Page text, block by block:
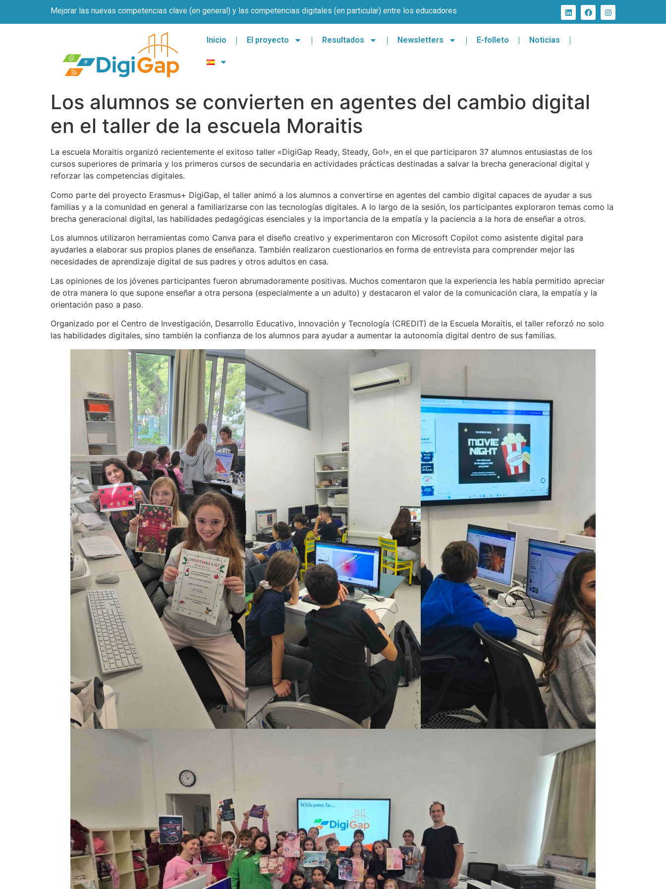
Mejorar las nuevas competencias clave (en general) y las competencias digitales (en particular) entre los educadores
Inicio El proyecto Resultados Newsletters E-folleto Noticias
Los alumnos se convierten en agentes del cambio digital
en el taller de la escuela Moraitis
La escuela Moraitis organizó recientemente el exitoso taller «DigiGap Ready, Steady, Go!», en el que participaron 37 alumnos entusiastas de los
cursos superiores de primaria y los primeros cursos de secundaria en actividades prácticas destinadas a salvar la brecha generacional digital y
reforzar las competencias digitales.
Como parte del proyecto Erasmus+ DigiGap, el taller animó a los alumnos a convertirse en agentes del cambio digital capaces de ayudar a sus
familias y a la comunidad en general a familiarizarse con las tecnologías digitales. A lo largo de la sesión, los participantes exploraron temas como la
brecha generacional digital, las habilidades pedagógicas esenciales y la importancia de la empatía y la paciencia a la hora de enseñar a otros.
Los alumnos utilizaron herramientas como Canva para el diseño creativo y experimentaron con Microsoft Copilot como asistente digital para
ayudarles a elaborar sus propios planes de enseñanza. También realizaron cuestionarios en forma de entrevista para comprender mejor las
necesidades de aprendizaje digital de sus padres y otros adultos en casa.
Las opiniones de los jóvenes participantes fueron abrumadoramente positivas. Muchos comentaron que la experiencia les había permitido apreciar
de otra manera lo que supone enseñar a otra persona (especialmente a un adulto) y destacaron el valor de la comunicación clara, la empatía y la
orientación paso a paso.
Organizado por el Centro de Investigación, Desarrollo Educativo, Innovación y Tecnología (CREDIT) de la Escuela Moraitis, el taller reforzó no solo
las habilidades digitales, sino también la confianza de los alumnos para ayudar a aumentar la autonomía digital dentro de sus familias.